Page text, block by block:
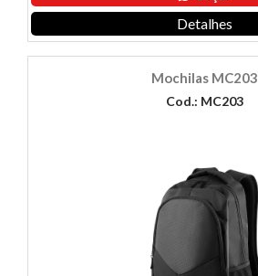
Detalhes
Mochilas MC203
Cod.: MC203